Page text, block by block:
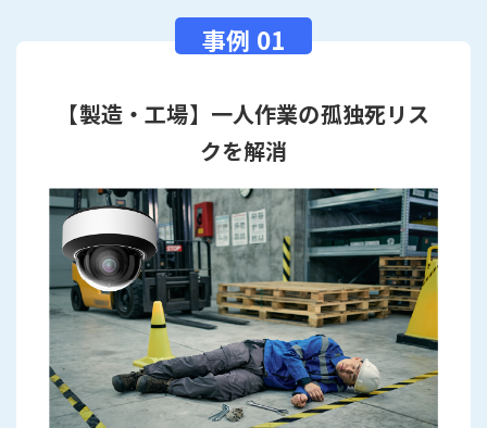
【製造・工場】一人作業の孤独死リス
クを解消